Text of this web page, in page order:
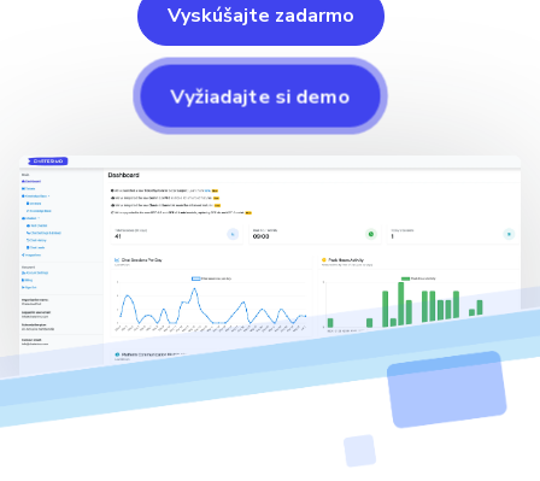
Vyskúšajte zadarmo
Vyžiadajte si demo